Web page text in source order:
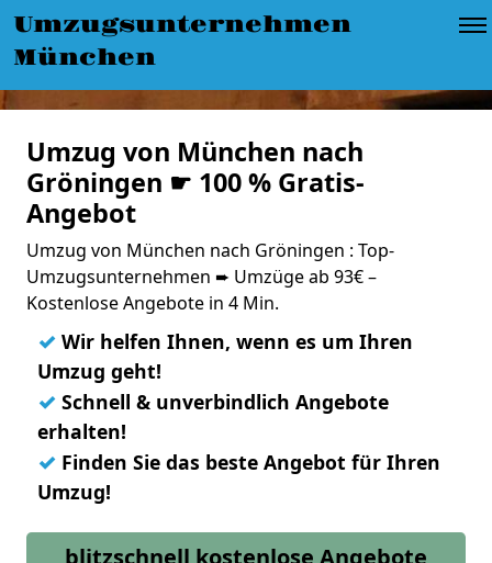
Umzugsunternehmen
München
Umzug von München nach
Gröningen ☛ 100 % Gratis-
Angebot
Umzug von München nach Gröningen : Top-
Umzugsunternehmen ➨ Umzüge ab 93€ –
Kostenlose Angebote in 4 Min.
✓ Wir helfen Ihnen, wenn es um Ihren
Umzug geht!
✓ Schnell & unverbindlich Angebote
erhalten!
✓ Finden Sie das beste Angebot für Ihren
Umzug!
blitzschnell kostenlose Angebote